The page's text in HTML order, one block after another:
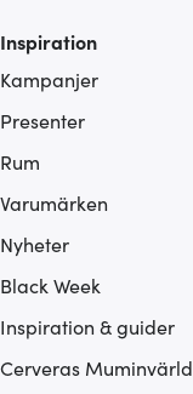
Inspiration
Kampanjer
Presenter
Rum
Varumärken
Nyheter
Black Week
Inspiration & guider
Cerveras Muminvärld